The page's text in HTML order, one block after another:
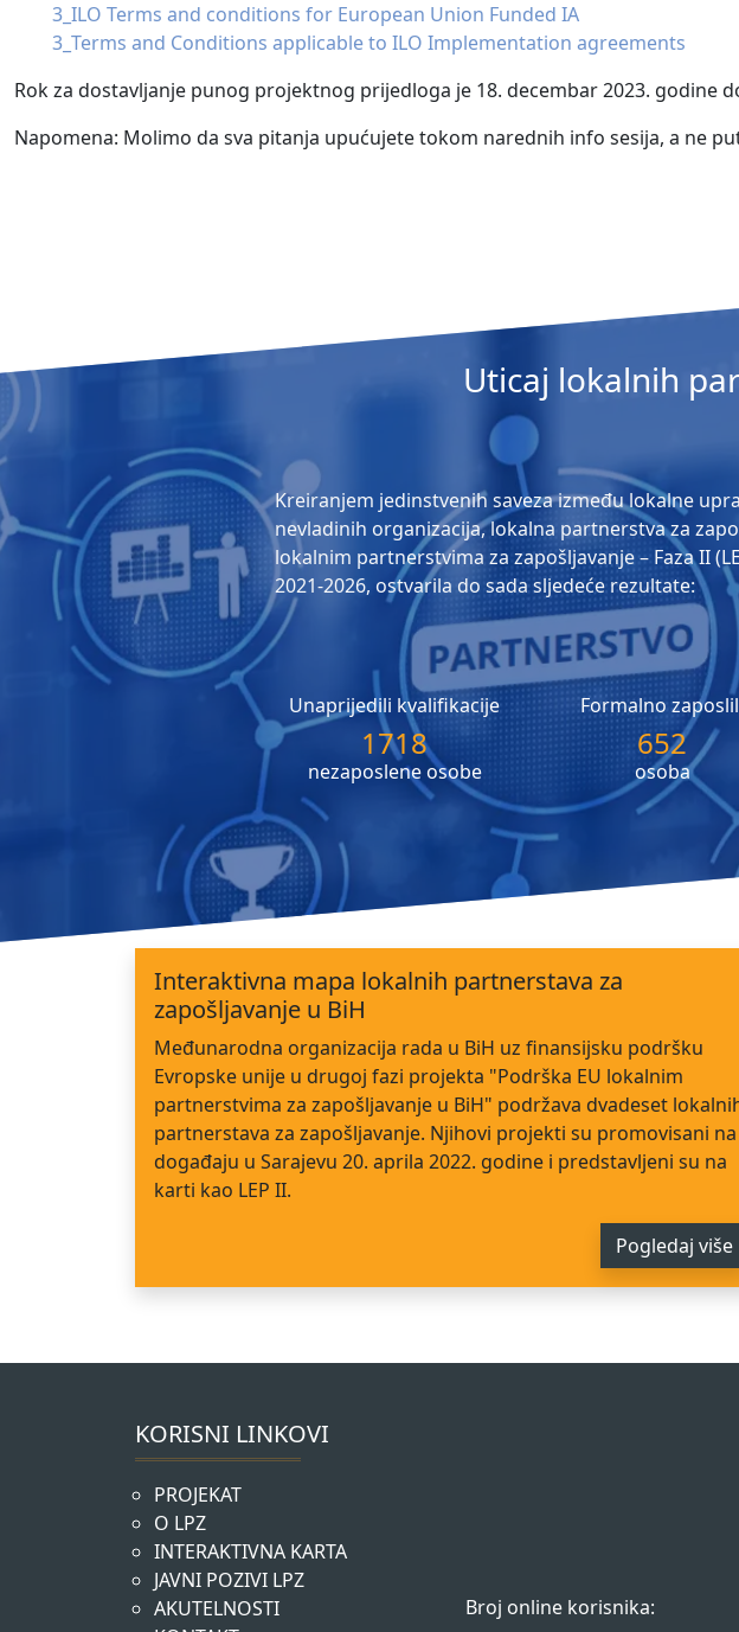
3_ILO Terms and conditions for European Union Funded IA
3_Terms and Conditions applicable to ILO Implementation agreements
Rok za dostavljanje punog projektnog prijedloga je 18. decembar 2023. godine
Napomena: Molimo da sva pitanja upućujete tokom narednih info sesija, a ne
Uticaj lokalnih
Kreiranjem jedinstvenih saveza između lokalne
nevladinih organizacija, lokalna partnerstva za
lokalnim partnerstvima za zapošljavanje – Faza II
2021-2026, ostvarila do sada sljedeće rezultate:
Unaprijedili kvalifikacije
1718
nezaposlene osobe
Formalno
652
osoba
Interaktivna mapa lokalnih partnerstava za
zapošljavanje u BiH
Međunarodna organizacija rada u BiH uz finansijsku podršku
Evropske unije u drugoj fazi projekta "Podrška EU lokalnim
partnerstvima za zapošljavanje u BiH" podržava dvadeset
partnerstava za zapošljavanje. Njihovi projekti su promovisani na
događaju u Sarajevu 20. aprila 2022. godine i predstavljeni su na
karti kao LEP II.
Pogledaj više
KORISNI LINKOVI
PROJEKAT
O LPZ
INTERAKTIVNA KARTA
JAVNI POZIVI LPZ
AKUTELNOSTI
Broj online korisnika: